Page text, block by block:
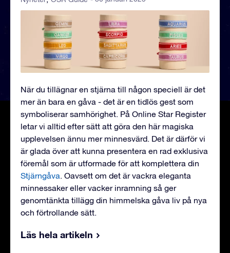
När du tillägnar en stjärna till någon speciell är det
mer än bara en gåva - det är en tidlös gest som
symboliserar samhörighet. På Online Star Register
letar vi alltid efter sätt att göra den här magiska
upplevelsen ännu mer minnesvärd. Det är därför vi
är glada över att kunna presentera en rad exklusiva
föremål som är utformade för att komplettera din
Stjärngåva. Oavsett om det är vackra eleganta
minnessaker eller vacker inramning så ger
genomtänkta tillägg din himmelska gåva liv på nya
och förtrollande sätt.
Läs hela artikeln